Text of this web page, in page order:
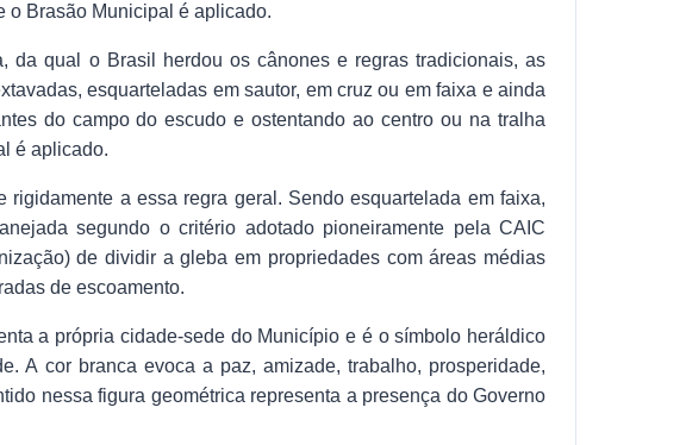
o Brasão Municipal é aplicado.
da qual o Brasil herdou os cânones e regras tradicionais, as
esquarteladas em sautor, em cruz ou em faixa e ainda
do campo do escudo e ostentando ao centro ou na tralha
é aplicado.
a essa regra geral. Sendo esquartelada em faixa,
segundo o critério adotado pioneiramente pela CAIC
de dividir a gleba em propriedades com áreas médias
de escoamento.
a própria cidade-sede do Município e é o símbolo heráldico
A cor branca evoca a paz, amizade, trabalho, prosperidade,
nessa figura geométrica representa a presença do Governo